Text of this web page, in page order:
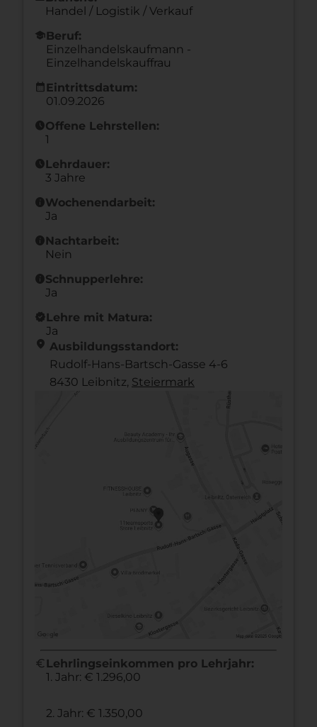
Handel / Logistik / Verkauf
schoolBeruf:
Einzelhandelskaufmann -
Einzelhandelskauffrau
calendar_month Eintrittsdatum:
01.09.2026
scheduleOffene Lehrstellen:
1
scheduleLehrdauer:
3 Jahre
infoWochenendarbeit:
Ja
infoNachtarbeit:
Nein
infoSchnupperlehre:
Ja
new_releasesLehre mit Matura:
Ja
location_on Ausbildungsstandort:
Rudolf-Hans-Bartsch-Gasse 4-6
8430 Leibnitz, Steier­mark
euro Lehrlingseinkommen pro Lehrjahr:
1. Jahr: € 1.296,00
2. Jahr: € 1.350,00